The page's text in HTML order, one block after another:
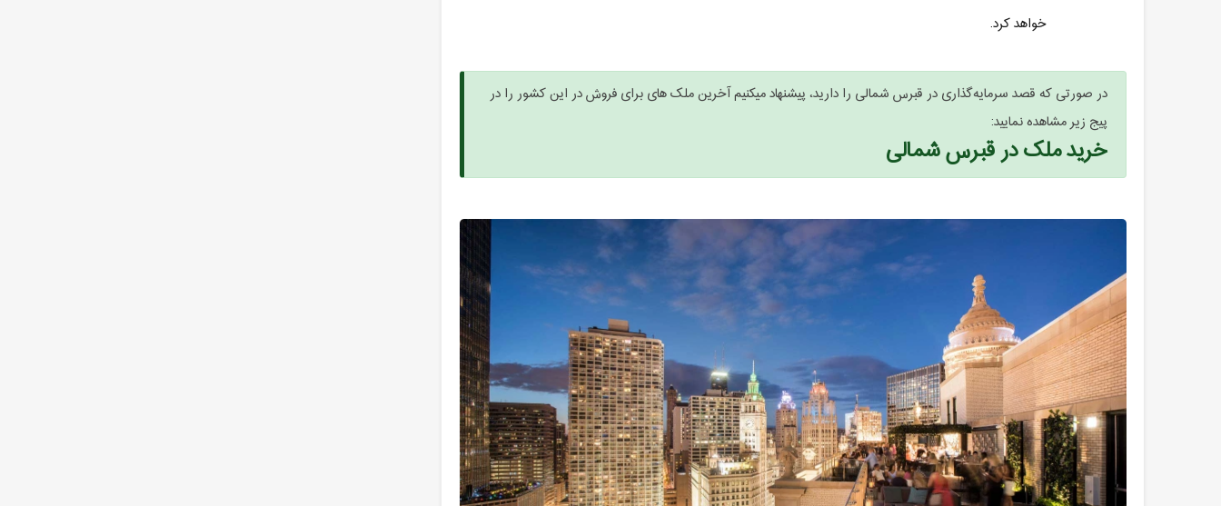
خواهد کرد.
در صورتی که قصد سرمایه‌گذاری در قبرس شمالی را دارید، پیشنهاد میکنیم آخرین ملک های برای فروش در این کشور را در
پیج زیر مشاهده نمایید:
خرید ملک در قبرس شمالی